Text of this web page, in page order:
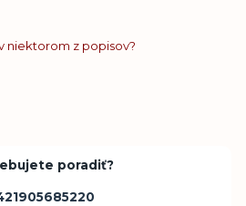
niektorom z popisov?
poradiť?